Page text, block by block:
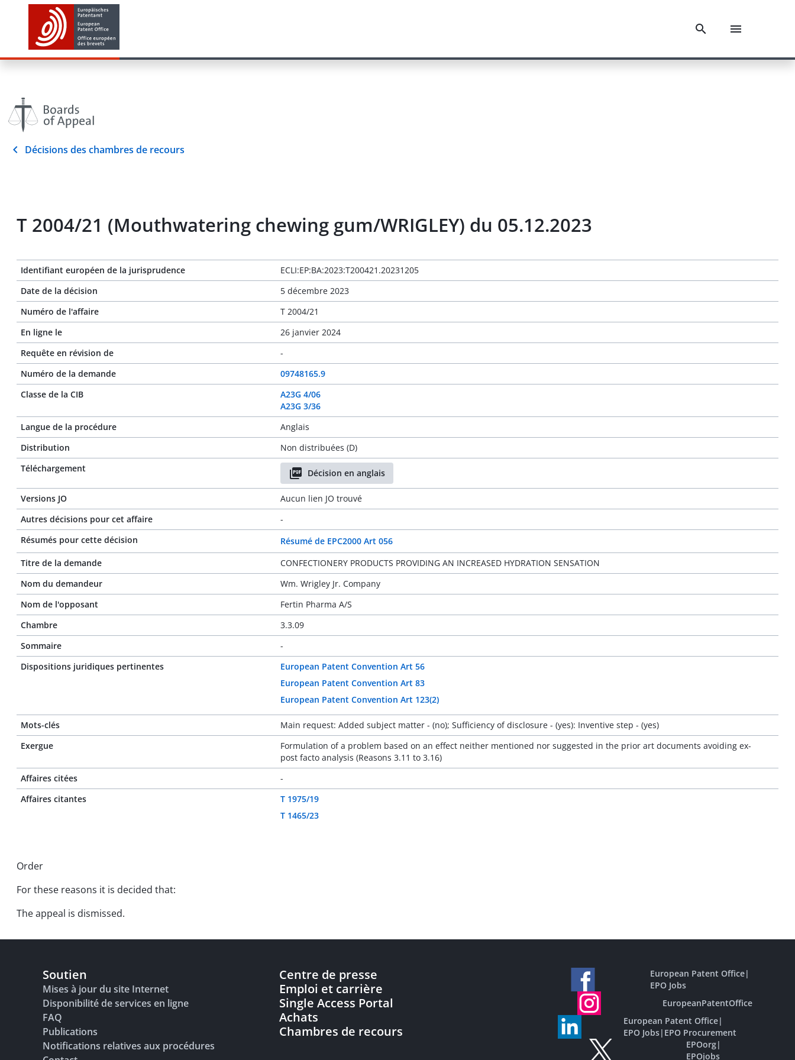
Décisions des chambres de recours
T 2004/21 (Mouthwatering chewing gum/WRIGLEY) du 05.12.2023
Identifiant européen de la jurisprudence
ECLI:EP:BA:2023:T200421.20231205
Date de la décision
5 décembre 2023
Numéro de l'affaire
T 2004/21
En ligne le
26 janvier 2024
Requête en révision de
-
Numéro de la demande
09748165.9
Classe de la CIB
A23G 4/06
A23G 3/36
Langue de la procédure
Anglais
Distribution
Non distribuées (D)
Téléchargement
Décision en anglais
Versions JO
Aucun lien JO trouvé
Autres décisions pour cet affaire
-
Résumés pour cette décision
Résumé de EPC2000 Art 056
Titre de la demande
CONFECTIONERY PRODUCTS PROVIDING AN INCREASED HYDRATION SENSATION
Nom du demandeur
Wm. Wrigley Jr. Company
Nom de l'opposant
Fertin Pharma A/S
Chambre
3.3.09
Sommaire
-
Dispositions juridiques pertinentes
European Patent Convention Art 56
European Patent Convention Art 83
European Patent Convention Art 123(2)
Mots-clés
Main request: Added subject matter - (no); Sufficiency of disclosure - (yes): Inventive step - (yes)
Exergue
Formulation of a problem based on an effect neither mentioned nor suggested in the prior art documents avoiding ex-
post facto analysis (Reasons 3.11 to 3.16)
Affaires citées
-
Affaires citantes
T 1975/19
T 1465/23
Order
For these reasons it is decided that:
The appeal is dismissed.
Soutien
Mises à jour du site Internet
Disponibilité de services en ligne
FAQ
Publications
Notifications relatives aux procédures
Centre de presse
Emploi et carrière
Single Access Portal
Achats
Chambres de recours
European Patent Office|
EPO Jobs
EuropeanPatentOffice
European Patent Office|
EPO Jobs| EPO Procurement
EPOorg|
EPOjobs